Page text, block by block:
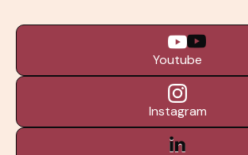
Youtube
Instagram